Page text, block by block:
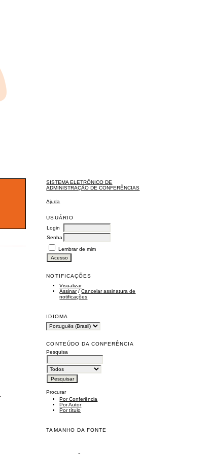
SISTEMA ELETRÔNICO DE
ADMINISTRAÇÃO DE CONFERÊNCIAS
Ajuda
USUÁRIO
Login
Senha
Lembrar de mim
NOTIFICAÇÕES
Visualizar
Assinar/Cancelar assinatura de
notificações
IDIOMA
CONTEÚDO DA CONFERÊNCIA
Pesquisa
Procurar
Por Conferência
Por Autor
Por título
TAMANHO DA FONTE